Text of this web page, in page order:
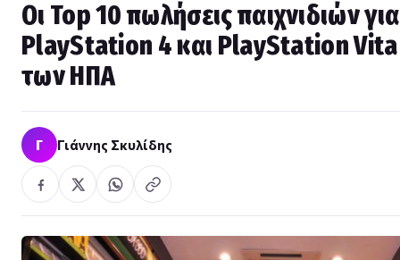
Οι Top 10 πωλήσεις παιχνιδιών
PlayStation 4 και PlayStation
των ΗΠΑ
Γ Γιάννης Σκυλίδης